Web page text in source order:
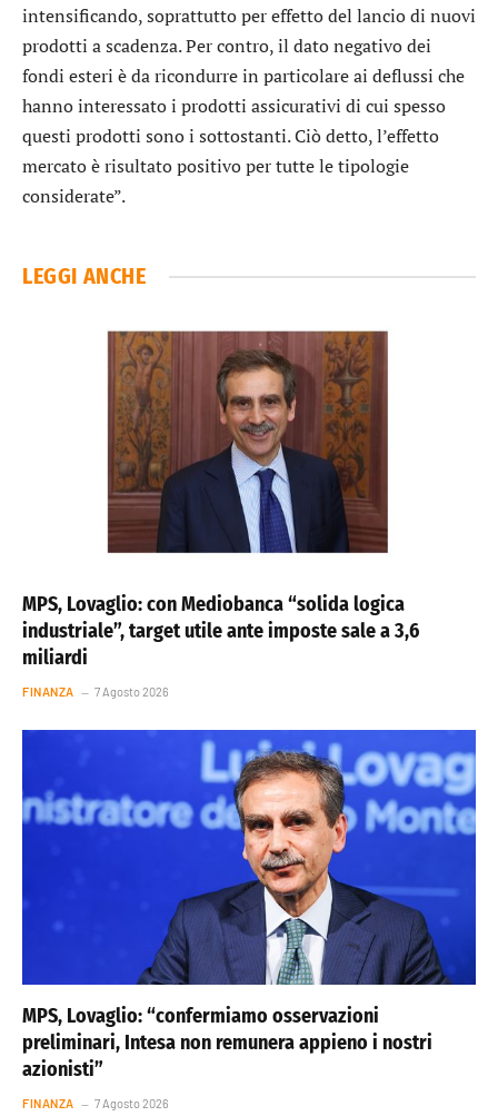
intensificando, soprattutto per effetto del lancio di nuovi
prodotti a scadenza. Per contro, il dato negativo dei
fondi esteri è da ricondurre in particolare ai deflussi che
hanno interessato i prodotti assicurativi di cui spesso
questi prodotti sono i sottostanti. Ciò detto, l’effetto
mercato è risultato positivo per tutte le tipologie
considerate”.
LEGGI ANCHE
MPS, Lovaglio: con Mediobanca “solida logica
industriale”, target utile ante imposte sale a 3,6
miliardi
FINANZA 7 Agosto 2026
MPS, Lovaglio: “confermiamo osservazioni
preliminari, Intesa non remunera appieno i nostri
azionisti”
FINANZA 7 Agosto 2026